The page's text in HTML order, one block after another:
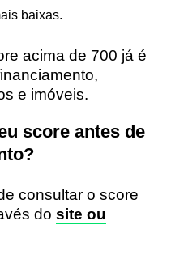
baixas.
acima de 700 já é
,
e imóveis.
score antes de
consultar o score
do site ou